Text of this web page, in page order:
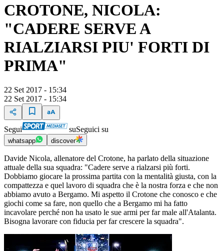
CROTONE, NICOLA:
"CADERE SERVE A
RIALZIARSI PIU' FORTI DI
PRIMA"
22 Set 2017 - 15:34
22 Set 2017 - 15:34
Segui suSeguici su
whatsapp discover
Davide Nicola, allenatore del Crotone, ha parlato della situazione
attuale della sua squadra: "Cadere serve a rialzarsi più forti.
Dobbiamo giocare la prossima partita con la mentalità giusta, con la
compattezza e quel lavoro di squadra che è la nostra forza e che non
abbiamo avuto a Bergamo. Mi aspetto il Crotone che conosco e che
giochi come sa fare, non quello che a Bergamo mi ha fatto
incavolare perché non ha usato le sue armi per far male all'Atalanta.
Bisogna lavorare con fiducia per far crescere la squadra".